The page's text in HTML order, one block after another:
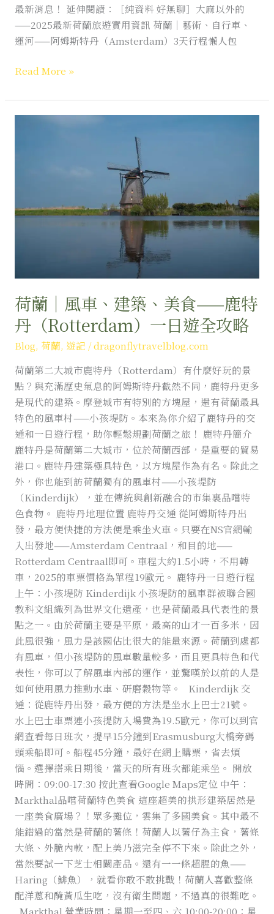
最新消息！ 延伸閱讀：［純資料 好無聊］大麻以外的
——2025最新荷蘭旅遊實用資訊 荷蘭｜藝術、自行車、
運河——阿姆斯特丹（Amsterdam）3天行程懶人包
Read More »
荷蘭｜風車、建築、美食——鹿特
丹（Rotterdam）一日遊全攻略
Blog, 荷蘭, 遊記 /dragonflytravelblog.com
荷蘭第二大城市鹿特丹（Rotterdam）有什麼好玩的景
點？與充滿歷史氣息的阿姆斯特丹截然不同，鹿特丹更多
是現代的建築。摩登城市有特別的方塊屋，還有荷蘭最具
特色的風車村——小孩堤防。本來為你介紹了鹿特丹的交
通和一日遊行程，助你輕鬆規劃荷蘭之旅！ 鹿特丹簡介
鹿特丹是荷蘭第二大城市，位於荷蘭西部，是重要的貿易
港口。鹿特丹建築極具特色，以方塊屋作為有名。除此之
外，你也能到訪荷蘭獨有的風車村——小孩堤防
（Kinderdijk），並在傳統與創新融合的市集裏品嚐特
色食物。 鹿特丹地理位置 鹿特丹交通 從阿姆斯特丹出
發，最方便快捷的方法便是乘坐火車。只要在NS官網輸
入出發地——Amsterdam Centraal，和目的地——
Rotterdam Centraal即可。車程大約1.5小時，不用轉
車，2025的車票價格為單程19歐元。 鹿特丹一日遊行程
上午：小孩堤防 Kinderdijk 小孩堤防的風車群被聯合國
教科文組織列為世界文化遺產，也是荷蘭最具代表性的景
點之一。由於荷蘭主要是平原，最高的山才一百多米，因
此風很強，風力是該國佔比很大的能量來源。荷蘭到處都
有風車，但小孩堤防的風車數量較多，而且更具特色和代
表性，你可以了解風車內部的運作，並驚嘆於以前的人是
如何使用風力推動水車、研磨穀物等。 Kinderdijk 交
通：從鹿特丹出發，最方便的方法是坐水上巴士21號。
水上巴士車票連小孩提防入場費為19.5歐元，你可以到官
網查看每日班次，提早15分鐘到Erasmusburg大橋旁碼
頭乘船即可。船程45分鐘，最好在網上購票，省去煩
惱。選擇搭乘日期後，當天的所有班次都能乘坐。 開放
時間：09:00-17:30 按此查看Google Maps定位 中午：
Markthal品嚐荷蘭特色美食 這座超美的拱形建築居然是
一座美食廣場？！眾多攤位，雲集了多國美食。其中最不
能錯過的當然是荷蘭的薯條！荷蘭人以薯仔為主食，薯條
大條、外脆內軟，配上美乃滋完全停不下來。除此之外，
當然要試一下芝士相關產品。還有一一條超腥的魚——
Haring（鯡魚），就看你敢不敢挑戰！荷蘭人喜歡整條
配洋蔥和醃黃瓜生吃，沒有衛生問題，不過真的很難吃。
Markthal 營業時間：星期一至四、六 10:00-20:00；星
築、
鹿
特
丹
（Rotterdam）
一
遊
全
攻
略